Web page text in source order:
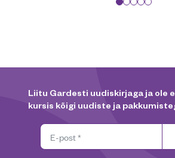
Liitu Gardesti uudiskirjaga ja ole
kursis kõigi uudiste ja